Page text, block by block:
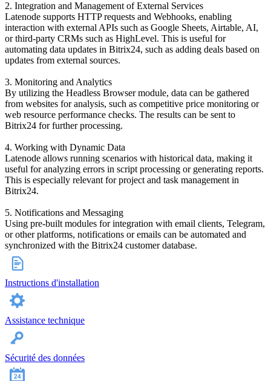
2. Integration and Management of External Services
Latenode supports HTTP requests and Webhooks, enabling
interaction with external APIs such as Google Sheets, Airtable, AI,
or third-party CRMs such as HighLevel. This is useful for
automating data updates in Bitrix24, such as adding deals based on
updates from external sources.
3. Monitoring and Analytics
By utilizing the Headless Browser module, data can be gathered
from websites for analysis, such as competitive price monitoring or
web resource performance checks. The results can be sent to
Bitrix24 for further processing.
4. Working with Dynamic Data
Latenode allows running scenarios with historical data, making it
useful for analyzing errors in script processing or generating reports.
This is especially relevant for project and task management in
Bitrix24.
5. Notifications and Messaging
Using pre-built modules for integration with email clients, Telegram,
or other platforms, notifications or emails can be automated and
synchronized with the Bitrix24 customer database.
Instructions d'installation
Assistance technique
Sécurité des données